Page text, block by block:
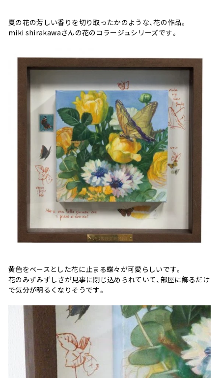
夏の花の芳しい香りを切り取ったかのような、花の作品。
miki shirakawaさんの花のコラージュシリーズです。
黄色をベースとした花に止まる蝶々が可愛らしいです。
花のみずみずしさが見事に閉じ込められていて、部屋に飾るだけ
で気分が明るくなりそうです。